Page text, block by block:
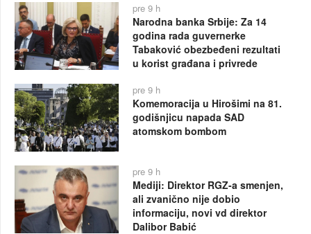
pre 9 h
Narodna banka Srbije: Za 14
godina rada guvernerke
Tabaković obezbeđeni rezultati
u korist građana i privrede
pre 9 h
Komemoracija u Hirošimi na 81.
godišnjicu napada SAD
atomskom bombom
pre 9 h
Mediji: Direktor RGZ-a smenjen,
ali zvanično nije dobio
informaciju, novi vd direktor
Dalibor Babić